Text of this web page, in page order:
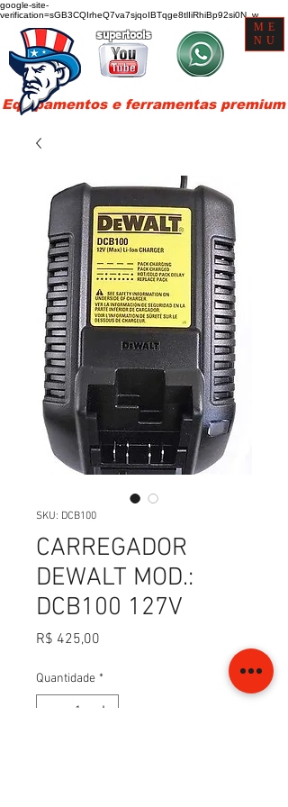
google-site-
verification=sGB3CQIrheQ7va7sjqoIBTqge8tlIiRhiBp92si0N_w
Equipamentos e ferramentas premium
supertools
ME
NU
SKU: DCB100
CARREGADOR
DEWALT MOD.:
DCB100 127V
R$ 425,00
Quantidade *